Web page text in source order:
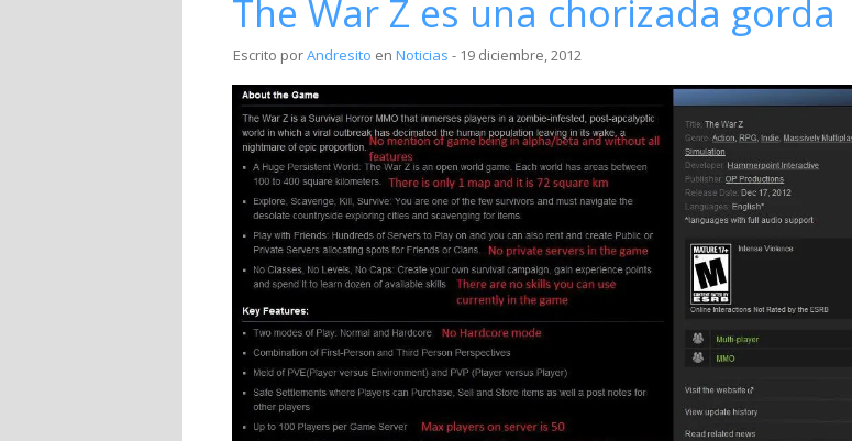
The War Z es una chorizada gorda
Escrito porAndresito en Noticias - 19 diciembre, 2012